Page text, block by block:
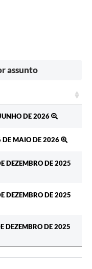
assunto
DE 2026
DE MAIO DE 2026
DEZEMBRO DE 2025
DEZEMBRO DE 2025
DEZEMBRO DE 2025